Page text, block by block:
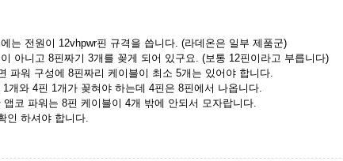
는 전원이 12vhpwr핀 규격을 씁니다. (라데온은 일부 제품군)
아니고 8핀짜기 3개를 꽂게 되어 있구요. (보통 12핀이라고 부릅니다)
파워 구성에 8핀짜리 케이블이 최소 5개는 있어야 합니다.
개와 4핀 1개가 꽂혀야 하는데 4핀은 8핀에서 나옵니다.
코 파워는 8핀 케이블이 4개 밖에 안되서 모자랍니다.
인 하셔야 합니다.